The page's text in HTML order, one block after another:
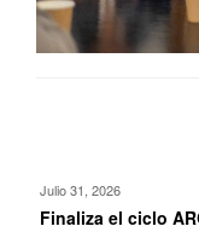
Julio 31, 2026
Finaliza el ciclo